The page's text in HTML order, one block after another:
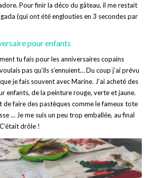
Pour finir la déco du gâteau, il me restait
(qui ont été englouties en 3 secondes par
pour enfants
tu fais pour les anniversaires copains
pas qu’ils s’ennuient… Du coup j’ai prévu
je fais souvent avec Marine. J’ai acheté des
enfants, de la peinture rouge, verte et jaune.
faire des pastèques comme le fameux tote
… Je me suis un peu trop emballée, au final
drôle !